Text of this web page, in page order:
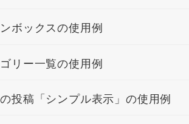
ボックスの使用例
リー一覧の使用例
投稿「シンプル表示」の使用例